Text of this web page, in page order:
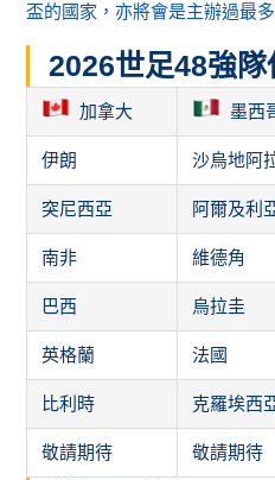
盃的國家，亦將會是主辦過最
2026世足48強隊
加拿大 墨西
伊朗 沙烏地阿
突尼西亞 阿爾及利
南非 維德角
巴西 烏拉圭
英格蘭 法國
比利時 克羅埃西
敬請期待 敬請期待